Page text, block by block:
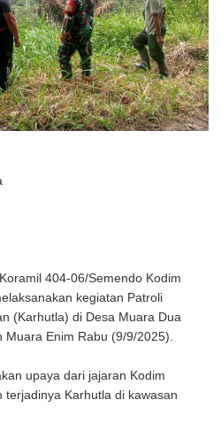
404-06/Semendo Kodim
kegiatan Patroli
(Karhutla) di Desa Muara Dua
Muara Enim Rabu (9/9/2025).
upaya dari jajaran Kodim
Karhutla di kawasan